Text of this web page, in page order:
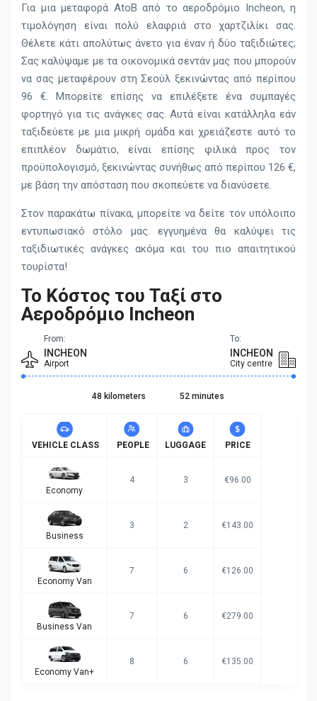
Για μια μεταφορά AtoB από το αεροδρόμιο Incheon, η
τιμολόγηση είναι πολύ ελαφριά στο χαρτζιλίκι σας.
Θέλετε κάτι απολύτως άνετο για έναν ή δύο ταξιδιώτες;
Σας καλύψαμε με τα οικονομικά σεντάν μας που μπορούν
να σας μεταφέρουν στη Σεούλ ξεκινώντας από περίπου
96 €. Μπορείτε επίσης να επιλέξετε ένα συμπαγές
φορτηγό για τις ανάγκες σας. Αυτά είναι κατάλληλα εάν
ταξιδεύετε με μια μικρή ομάδα και χρειάζεστε αυτό το
επιπλέον δωμάτιο, είναι επίσης φιλικά προς τον
προϋπολογισμό, ξεκινώντας συνήθως από περίπου 126 €,
με βάση την απόσταση που σκοπεύετε να διανύσετε.
Στον παρακάτω πίνακα, μπορείτε να δείτε τον υπόλοιπο
εντυπωσιακό στόλο μας. εγγυημένα θα καλύψει τις
ταξιδιωτικές ανάγκες ακόμα και του πιο απαιτητικού
τουρίστα!
Το Κόστος του Ταξί στο
Αεροδρόμιο Incheon
From:
INCHEON
Airport
To:
INCHEON
City centre
48 kilometers 52 minutes
VEHICLE CLASS PEOPLE LUGGAGE PRICE
Economy
4 3 €96.00
Business
3 2 €143.00
Economy Van
7 6 €126.00
Business Van
7 6 €279.00
Economy Van+
8 6 €135.00